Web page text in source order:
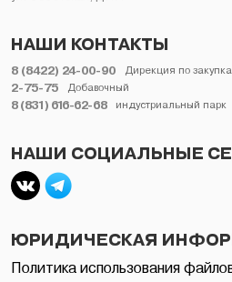
НАШИ КОНТАКТЫ
8 (8422) 24-00-90 Дирекция по
2-75-75 Добавочный
8 (831) 616-62-68 индустриальный парк
НАШИ СОЦИАЛЬНЫЕ
ЮРИДИЧЕСКАЯ
Политика использования